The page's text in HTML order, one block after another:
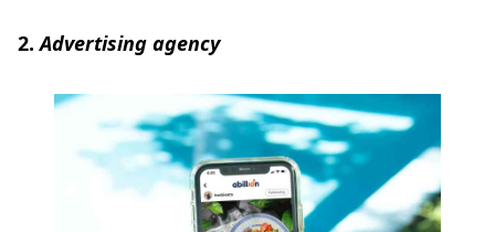
2. Advertising agency